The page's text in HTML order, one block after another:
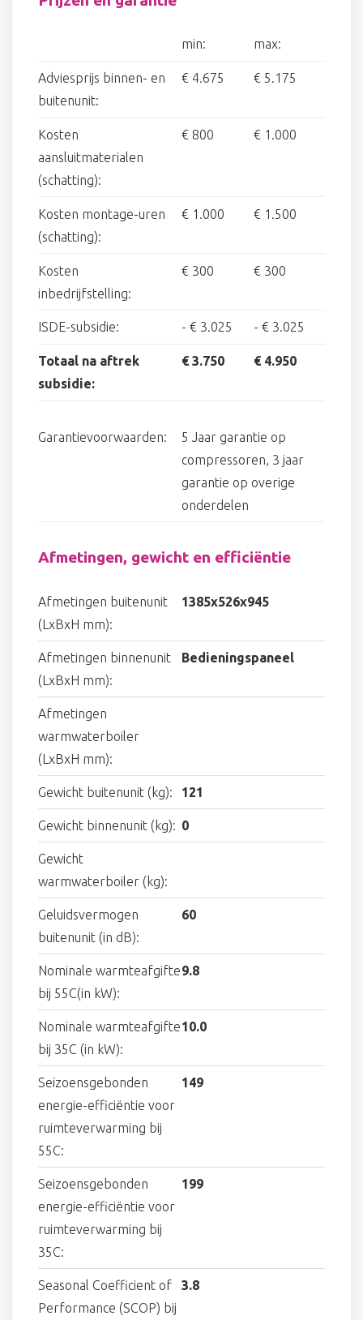
min: max:
Adviesprijs binnen- en
buitenunit:
€ 4.675 € 5.175
Kosten
aansluitmaterialen
(schatting):
€ 800 € 1.000
Kosten montage-uren
(schatting):
€ 1.000 € 1.500
Kosten
inbedrijfstelling:
€ 300 € 300
ISDE-subsidie: - € 3.025 - € 3.025
Totaal na aftrek
subsidie:
€ 3.750 € 4.950
Garantievoorwaarden:
5 Jaar garantie op
compressoren, 3 jaar
garantie op overige
onderdelen
Afmetingen, gewicht en efficiëntie
Afmetingen buitenunit
(LxBxH mm):
1385x526x945
Afmetingen binnenunit
(LxBxH mm):
Bedieningspaneel
Afmetingen
warmwaterboiler
(LxBxH mm):
Gewicht buitenunit (kg): 121
Gewicht binnenunit (kg): 0
Gewicht
warmwaterboiler (kg):
Geluidsvermogen
buitenunit (in dB):
60
Nominale warmteafgifte
bij 55C(in kW):
9.8
Nominale warmteafgifte
bij 35C (in kW):
10.0
Seizoensgebonden
energie-efficiëntie voor
ruimteverwarming bij
55C:
149
Seizoensgebonden
energie-efficiëntie voor
ruimteverwarming bij
35C:
199
Seasonal Coefficient of
Performance (SCOP) bij
3.8